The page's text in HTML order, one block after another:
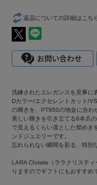
返品についての詳細はこち
洗練されたエレガンスを見事に
Dカラー/エクセレントカット/
の輝きを、PT950の地金に合わ
美しい輝きを引き立てる6本爪
で見えるくらい凛とした煌めき
ンドジュエリーです。
忘れられない瞬間を彩る、特別
LARA Christie（ララクリステ
りますのでギフトにもおすすめ